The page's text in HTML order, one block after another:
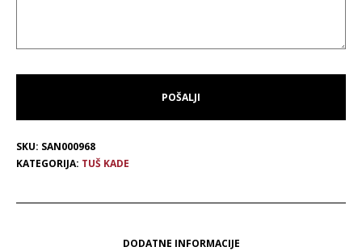
SKU: SAN000968
KATEGORIJA: TUŠ KADE
DODATNE INFORMACIJE